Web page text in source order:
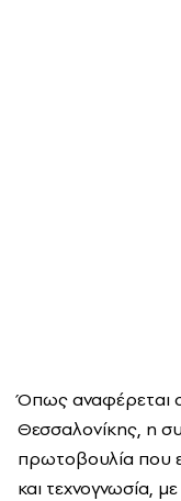
Όπως αναφέρεται
Θεσσαλονίκης, η
πρωτοβουλία που
και τεχνογνωσία,